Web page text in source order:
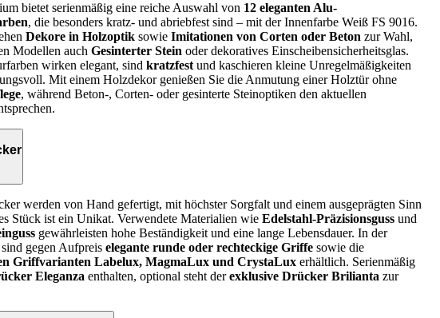
bietet serienmäßig eine reiche Auswahl von 12 eleganten Alu-
, die besonders kratz- und abriebfest sind – mit der Innenfarbe Weiß FS 9016.
Dekore in Holzoptik sowie Imitationen von Corten oder Beton zur Wahl,
Modellen auch Gesinterter Stein oder dekoratives Einscheibensicherheitsglas.
wirken elegant, sind kratzfest und kaschieren kleine Unregelmäßigkeiten
Mit einem Holzdekor genießen Sie die Anmutung einer Holztür ohne
, während Beton‑, Corten‑ oder gesinterte Steinoptiken den aktuellen
werden von Hand gefertigt, mit höchster Sorgfalt und einem ausgeprägten Sinn
Stück ist ein Unikat. Verwendete Materialien wie Edelstahl-Präzisionsguss und
gewährleisten hohe Beständigkeit und eine lange Lebensdauer. In der
gegen Aufpreis elegante runde oder rechteckige Griffe sowie die
Griffvarianten Labelux, MagmaLux und CrystaLux erhältlich. Serienmäßig
Eleganza enthalten, optional steht derexklusive Drücker Brilianta zur